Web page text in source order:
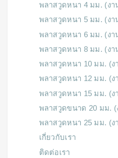
พลาสวูดหนา 4 มม. (งา
พลาสวูดหนา 5 มม. (งา
พลาสวูดหนา 6 มม. (งา
พลาสวูดหนา 8 มม. (งา
พลาสวูดหนา 10 มม. (ง
พลาสวูดหนา 12 มม. (ง
พลาสวูดหนา 15 มม. (ง
พลาสวูดขนาด 20 มม.
พลาสวูดหนา 25 มม. (ง
เกี่ยวกับเรา
ติดต่อเรา